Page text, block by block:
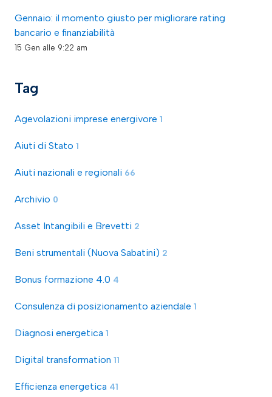
Gennaio: il momento giusto per migliorare rating
bancario e finanziabilità
15 Gen alle 9:22 am
Tag
Agevolazioni imprese energivore 1
Aiuti di Stato 1
Aiuti nazionali e regionali 66
Archivio 0
Asset Intangibili e Brevetti 2
Beni strumentali (Nuova Sabatini) 2
Bonus formazione 4.0 4
Consulenza di posizionamento aziendale 1
Diagnosi energetica 1
Digital transformation 11
Efficienza energetica 41